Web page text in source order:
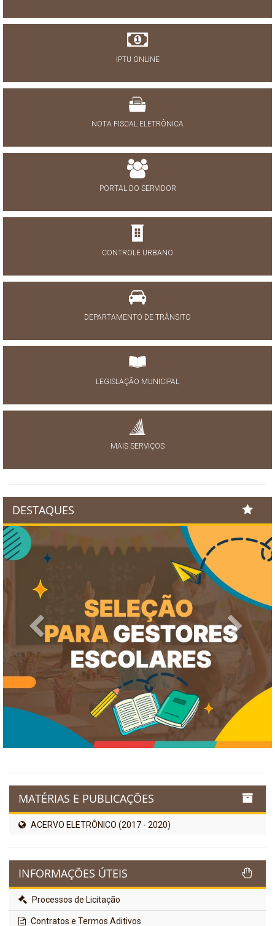
IPTU ONLINE
NOTA FISCAL ELETRÔNICA
PORTAL DO SERVIDOR
CONTROLE URBANO
DEPARTAMENTO DE TRÂNSITO
LEGISLAÇÃO MUNICIPAL
MAIS SERVIÇOS
DESTAQUES
Previous Next
MATÉRIAS E PUBLICAÇÕES
ACERVO ELETRÔNICO (2017 - 2020)
INFORMAÇÕES ÚTEIS
Processos de Licitação
Contratos e Termos Aditivos